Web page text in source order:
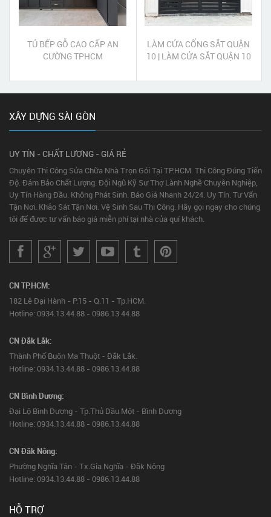
TỦ BẾP GỖ CAO CẤP AN
CƯỜNG TPHCM
LÀM CỬA CỔNG SẮT QUẬN
10 | LÀM CỬA SẮT QUẬN 10
XÂY DỰNG SÀI GÒN
UY TÍN - CHẤT LƯỢNG - GIÁ RẺ
Chuyên Thi Công Sửa Chữa Nhà Trọn Gói Tại TP.HCM. Thi Công Đúng Tiến
Độ. Đảm Bảo Chất Lượng. Đội Ngũ Kỹ Sư Thợ Lành Nghề Chuyên Nghiệp,
Uy Tín Hàng Đầu. Không Phát Sinh. Báo Giá Nhanh 24/24. Uy Tín. Tư Vấn
Tận Nơi. Khảo Sát Tận Nơi. Vệ Sinh Sau Thi Công. Hãy gọi ngay cho chúng
tôi để được tư vấn báo giá miễn phí tại nhà của quí khách.
CN TP.HCM:
182 Lê Đại Hành - P.15 - Q.11 - Tp.HCM.
Hotline: 0934.13.44.88 - 0986.13.44.88
CN Đắk Lắk:
Thành Phố Buôn Ma Thuột - Đắk Lắk.
Hotline: 0934.13.44.88 - 0986.13.44.88
CN Bình Dương:
Đại Lộ Bình Dương - Tp.Thủ Dầu Một - Bình Dương
Hotline: 0934.13.44.88 - 0986.13.44.88
CN Đăk Nông:
Phường Nghĩa Tân - Tx.Gia Nghĩa - Đăk Nông
Hotline: 0934.13.44.88 - 0986.13.44.88
HỖ TRỢ